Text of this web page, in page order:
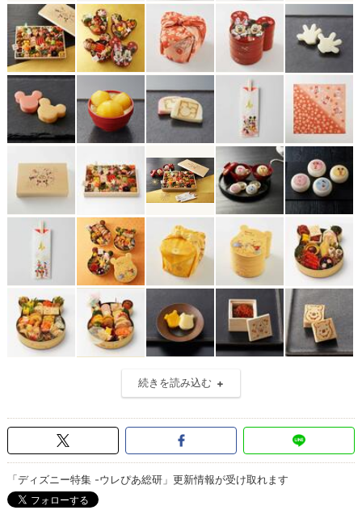
続きを読み込む
「ディズニー特集 -ウレぴあ総研」更新情報が受け取れます